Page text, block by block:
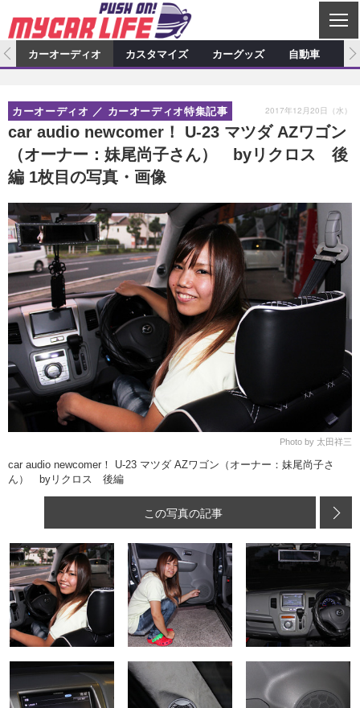
C
L
S
E
カーオーディオ
プロショップ検索 ショップ訪問記
カーオーディオニュース デモカー製作記
その他
カスタマイズ特集記事 カスタマイズ新製品情報
カスタマイズニュース
カーグッズ
カーグッズ特集記事 カーグッズ新製品情報
カーグッズニュース
自動車
スクープ
カーオーディオ カスタマイズ カーグッズ 自動車
car audio newcomer！ U-23 マツダ AZワゴン
（オーナー：妹尾尚子さん） byリクロス 後
編 1枚目の写真・画像
カーオーディオ カーオーディオ特集記事 2017年12月20日（水）
Photo by 太田祥三
car audio newcomer！ U-23 マツダ AZワゴン（オーナー：妹尾尚子さ
ん） byリクロス 後編
この写真の記事